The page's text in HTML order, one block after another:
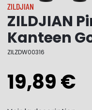
ZILDJIAN
ZILDJIAN
Kanteen
ZILZDW00316
19,89 €